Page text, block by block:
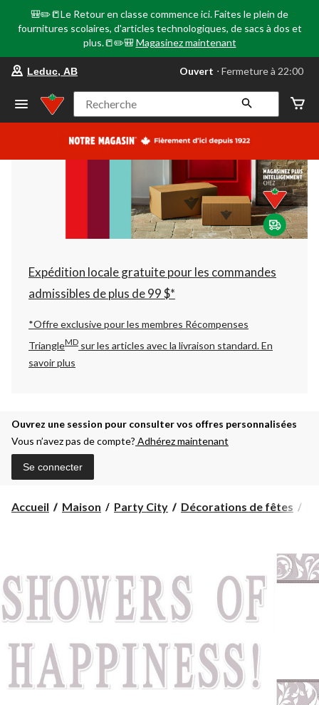
🎒✏️📒Le Retour en classe commence ici. Faites le plein de
fournitures scolaires, d'articles technologiques, de sacs à dos et
plus.📒✏️🎒 Magasinez maintenant
votre
préféré
Leduc,
AB,
courament
Fermeture
à
22:00
cliquer
pour
changer
Leduc, AB Ouvert ⋅ Fermeture à 22:00
Recherche
Expédition locale gratuite pour les commandes
admissibles de plus de 99 $*
*Offre exclusive pour les membres Récompenses
TriangleMD sur les articles avec la livraison standard.En
savoir plus
Ouvrez une session pour consulter vos offres personnalisées
Vous n’avez pas de compte? Adhérez maintenant
Se connecter
Accueil Maison Party City Décorations de fêtes